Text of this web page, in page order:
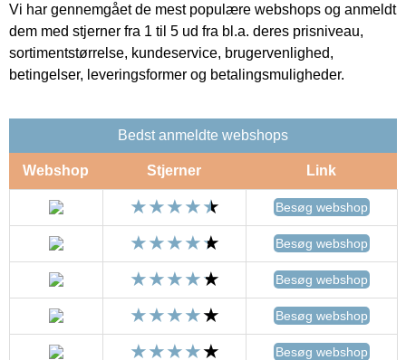
Vi har gennemgået de mest populære webshops og anmeldt
dem med stjerner fra 1 til 5 ud fra bl.a. deres prisniveau,
sortimentstørrelse, kundeservice, brugervenlighed,
betingelser, leveringsformer og betalingsmuligheder.
Bedst anmeldte webshops
Webshop Stjerner Link
Besøg webshop
Besøg webshop
Besøg webshop
Besøg webshop
Besøg webshop